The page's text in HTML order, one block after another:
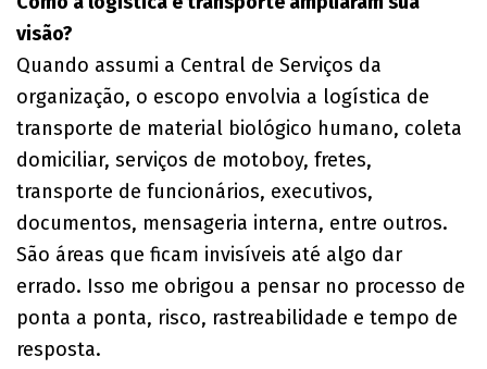
visão?
Quando assumi a Central de Serviços da
organização, o escopo envolvia a logística de
transporte de material biológico humano, coleta
domiciliar, serviços de motoboy, fretes,
transporte de funcionários, executivos,
documentos, mensageria interna, entre outros.
São áreas que ficam invisíveis até algo dar
errado. Isso me obrigou a pensar no processo de
ponta a ponta, risco, rastreabilidade e tempo de
resposta.